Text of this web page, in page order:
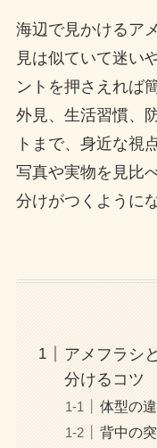
海辺で見かけるア
見は似ていて迷い
ントを押さえれば
外見、生活習慣、
トまで、身近な視
写真や実物を見比
分けがつくように
アメフラシ
分けるコツ
体型の
背中の